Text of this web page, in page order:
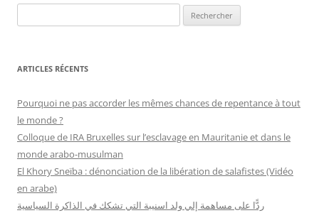
e
h
r
c
h
r
ARTICLES RÉCENTS
Pourquoi ne pas accorder les mêmes chances de repentance à tout
le monde ?
Colloque de IRA Bruxelles sur l’esclavage en Mauritanie et dans le
monde arabo-musulman
El Khory Sneïba : dénonciation de la libération de salafistes (Vidéo
en arabe)
ردًّا على مساهمة إلي ولد اسنيبة التي تشكك في الذاكرة السياسية